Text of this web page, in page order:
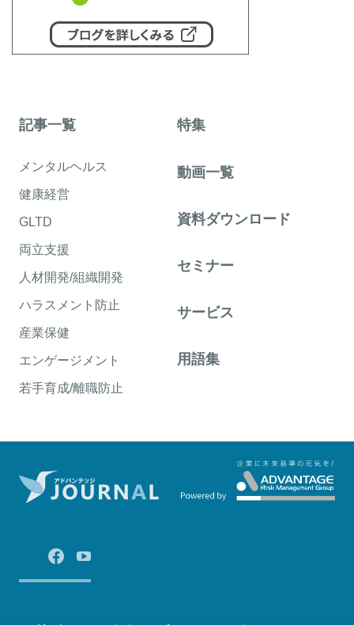
記事一覧
メンタルヘルス
健康経営
GLTD
両立支援
人材開発/組織開発
ハラスメント防止
産業保健
エンゲージメント
若手育成/離職防止
特集
動画一覧
資料ダウンロード
セミナー
サービス
用語集